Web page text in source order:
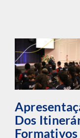
Dos
Formativos